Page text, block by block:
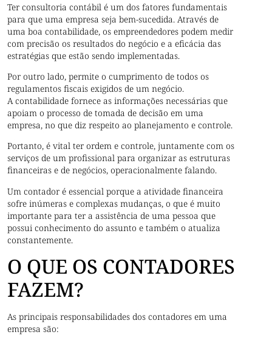
Ter consultoria contábil é um dos fatores fundamentais
para que uma empresa seja bem-sucedida. Através de
uma boa contabilidade, os empreendedores podem medir
com precisão os resultados do negócio e a eficácia das
estratégias que estão sendo implementadas.
Por outro lado, permite o cumprimento de todos os
regulamentos fiscais exigidos de um negócio.
A contabilidade fornece as informações necessárias que
apoiam o processo de tomada de decisão em uma
empresa, no que diz respeito ao planejamento e controle.
Portanto, é vital ter ordem e controle, juntamente com os
serviços de um profissional para organizar as estruturas
financeiras e de negócios, operacionalmente falando.
Um contador é essencial porque a atividade financeira
sofre inúmeras e complexas mudanças, o que é muito
importante para ter a assistência de uma pessoa que
possui conhecimento do assunto e também o atualiza
constantemente.
O QUE OS CONTADORES
FAZEM?
As principais responsabilidades dos contadores em uma
empresa são: